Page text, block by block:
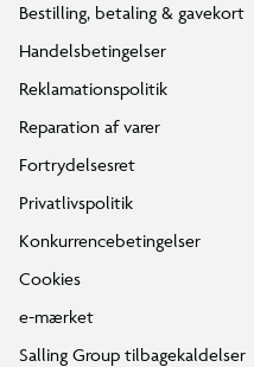
Bestilling, betaling & gavekort
Handelsbetingelser
Reklamationspolitik
Reparation af varer
Fortrydelsesret
Privatlivspolitik
Konkurrencebetingelser
Cookies
e-mærket
Salling Group tilbagekaldelser